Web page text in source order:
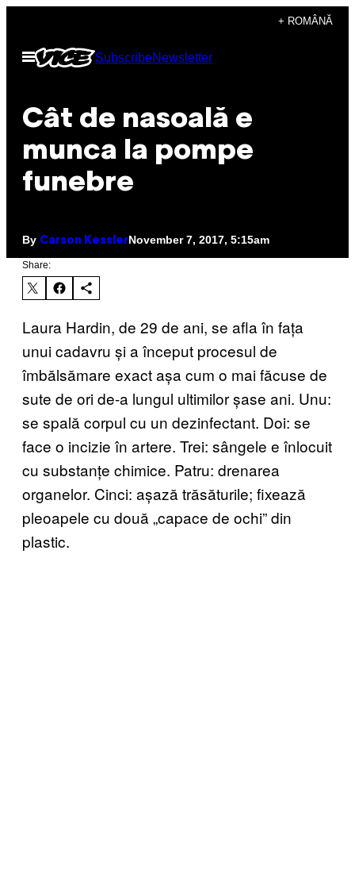
content
+ ROMÂNĂ
Open
Menu
SubscribeNewsletter
Cât de nasoală e
munca la pompe
funebre
By Carson KesslerNovember 7, 2017, 5:15am
Share:
Laura Hardin, de 29 de ani, se afla în fața
unui cadavru și a început procesul de
îmbălsămare exact așa cum o mai făcuse de
sute de ori de-a lungul ultimilor șase ani. Unu:
se spală corpul cu un dezinfectant. Doi: se
face o incizie în artere. Trei: sângele e înlocuit
cu substanțe chimice. Patru: drenarea
organelor. Cinci: așază trăsăturile; fixează
pleoapele cu două „capace de ochi” din
plastic.